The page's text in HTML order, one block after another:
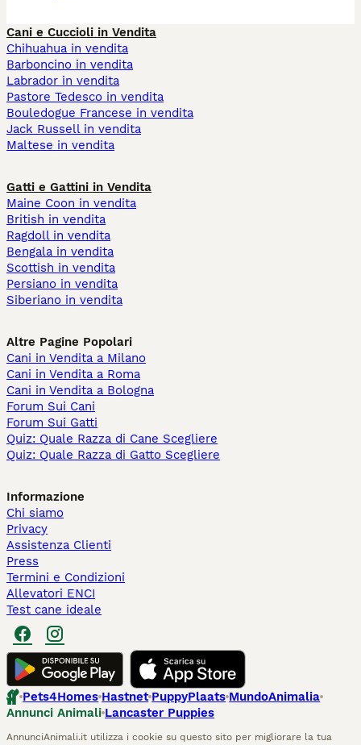
Cani e Cuccioli in Vendita
Chihuahua in vendita
Barboncino in vendita
Labrador in vendita
Pastore Tedesco in vendita
Bouledogue Francese in vendita
Jack Russell in vendita
Maltese in vendita
Gatti e Gattini in Vendita
Maine Coon in vendita
British in vendita
Ragdoll in vendita
Bengala in vendita
Scottish in vendita
Persiano in vendita
Siberiano in vendita
Altre Pagine Popolari
Cani in Vendita a Milano
Cani in Vendita a Roma
Cani in Vendita a Bologna
Forum Sui Cani
Forum Sui Gatti
Quiz: Quale Razza di Cane Scegliere
Quiz: Quale Razza di Gatto Scegliere
Informazione
Chi siamo
Privacy
Assistenza Clienti
Press
Termini e Condizioni
Allevatori ENCI
Test cane ideale
Pets4Homes Hastnet PuppyPlaats MundoAnimalia
Annunci Animali Lancaster Puppies
AnnunciAnimali.it utilizza i cookie su questo sito per migliorare la tua